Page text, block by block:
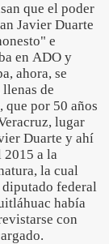
que el poder
Javier Duarte
e
en ADO y
ahora, se
de
que por 50 años
lugar
Duarte y ahí
2015 a la
la cual
federal
había
con